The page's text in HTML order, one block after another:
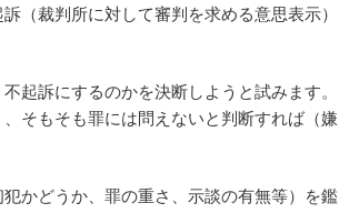
（裁判所に対して審判を求める意思表示）
起訴にするのかを決断しようと試みます。
そもそも罪には問えないと判断すれば（嫌
かどうか、罪の重さ、示談の有無等）を鑑